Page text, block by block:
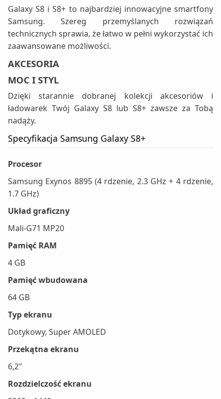
Galaxy S8 i S8+ to najbardziej innowacyjne smartfony
Samsung. Szereg przemyślanych rozwiązań
technicznych sprawia, że łatwo w pełni wykorzystać ich
zaawansowane możliwości.
AKCESORIA
MOC I STYL
Dzięki starannie dobranej kolekcji akcesoriów i
ładowarek Twój Galaxy S8 lub S8+ zawsze za Tobą
nadąży.
Specyfikacja Samsung Galaxy S8+
Procesor
Samsung Exynos 8895 (4 rdzenie, 2.3 GHz + 4 rdzenie,
1.7 GHz)
Układ graficzny
Mali-G71 MP20
Pamięć RAM
4 GB
Pamięć wbudowana
64 GB
Typ ekranu
Dotykowy, Super AMOLED
Przekątna ekranu
6,2"
Rozdzielczość ekranu